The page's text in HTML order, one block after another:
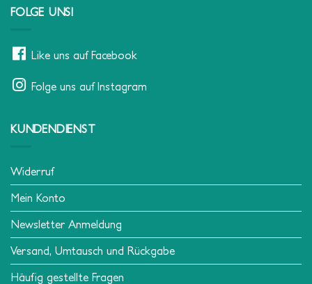
FOLGE UNS!
Like uns auf Facebook
Folge uns auf Instagram
KUNDENDIENST
Widerruf
Mein Konto
Newsletter Anmeldung
Versand, Umtausch und Rückgabe
Häufig gestellte Fragen